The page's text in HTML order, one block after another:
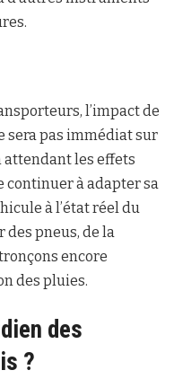
l’impact de
pas immédiat sur
attendant les effets
continuer à adapter sa
à l’état réel du
pneus, de la
encore
des pluies.
des
?